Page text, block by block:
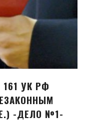
УК РФ
-ДЕЛО №1-